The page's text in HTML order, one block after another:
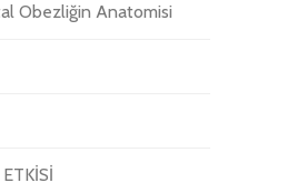
Obezliğin Anatomisi